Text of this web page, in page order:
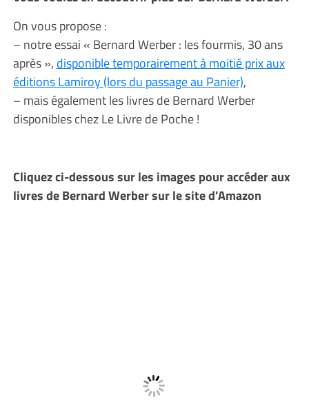
On vous propose :
– notre essai « Bernard Werber : les fourmis, 30 ans
après », disponible temporairement à moitié prix aux
éditions Lamiroy (lors du passage au Panier),
– mais également les livres de Bernard Werber
disponibles chez Le Livre de Poche !
Cliquez ci-dessous sur les images pour accéder aux
livres de Bernard Werber sur le site d’Amazon